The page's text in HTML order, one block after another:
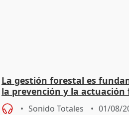
La gestión forestal es
la prevención y la
Sonido Totales 01/08/